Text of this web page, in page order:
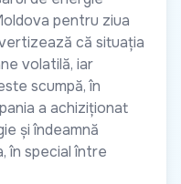
pentru ziua
că situația
volatilă, iar
scumpă, în
a achiziționat
și îndeamnă
în special între